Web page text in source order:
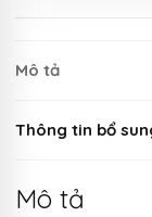
Mô tả
Thông tin bổ
Mô tả